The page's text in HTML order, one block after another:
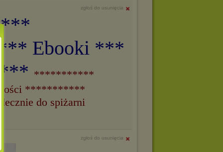
zgłoś do usunięcia
***
*** Ebooki ***
***********
***********
do spiżarni
zgłoś do usunięcia